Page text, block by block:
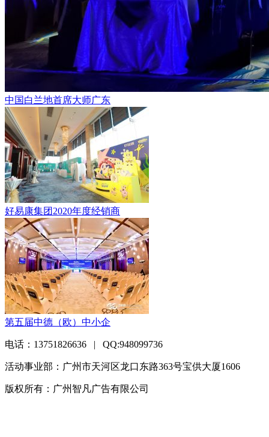
中国白兰地首席大师广东
好易康集团2020年度经销商
第五届中德（欧）中小企
电话：13751826636 | QQ:948099736
活动事业部：广州市天河区龙口东路363号宝供大厦1606
版权所有：广州智凡广告有限公司